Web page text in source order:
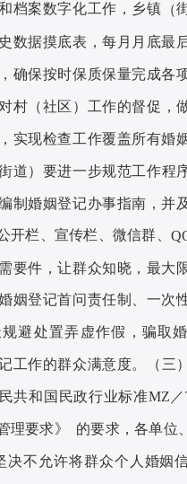
档案数字化工作，乡镇 （
数据摸底表，每月月底最
确保按时保质保量完成各
村 （社区 ） 工作的督促，
实现检查工作覆盖所有婚
道） 要进一步规范工作程
制婚姻登记办事指南，并
开栏、宣传栏、微信群、
要件，让群众知晓，最大
姻登记首问责任制、一次
避处置弄虚作假，骗取
工作的群众满意度。 （ 三）
共和国民政行业标准MZ／
理要求》 的要求，各单位
决不允许将群众个人婚姻